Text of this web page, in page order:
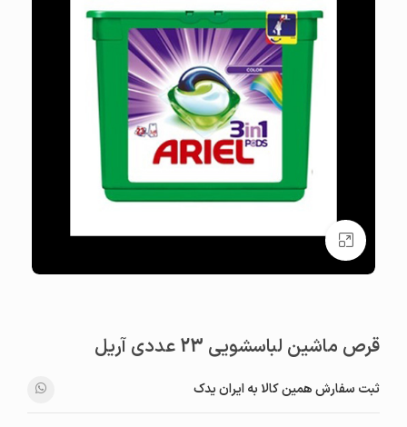
بزرگنمایی تصویر
قرص ماشین لباسشویی 23 عددی آریل
ثبت سفارش همین کالا به ایران یدک